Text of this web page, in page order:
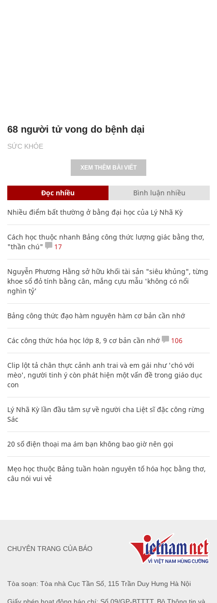
SỨC KHỎE
68 người tử vong do bệnh dại
XEM THÊM BÀI VIẾT
Đọc nhiều Bình luận nhiều
Nhiều điểm bất thường ở bằng đại học của Lý Nhã Kỳ
Cách học thuộc nhanh Bảng công thức lượng giác bằng thơ,
"thần chú"
17
Nguyễn Phương Hằng sở hữu khối tài sản "siêu khủng", từng
khoe sổ đỏ tính bằng cân, mắng cựu mẫu 'không có nổi
nghìn tỷ'
Bảng công thức đạo hàm nguyên hàm cơ bản cần nhớ
Các công thức hóa học lớp 8, 9 cơ bản cần nhớ 106
Clip lột tả chân thực cảnh anh trai và em gái như 'chó với
mèo', người tinh ý còn phát hiện một vấn đề trong giáo dục
con
Lý Nhã Kỳ lần đầu tâm sự về người cha Liệt sĩ đặc công rừng
Sác
20 số điện thoại ma ám bạn không bao giờ nên gọi
Mẹo học thuộc Bảng tuần hoàn nguyên tố hóa học bằng thơ,
câu nói vui vẻ
Tòa soạn: Tòa nhà Cục Tần Số, 115 Trần Duy Hưng Hà Nội
CHUYÊN TRANG CỦA BÁO